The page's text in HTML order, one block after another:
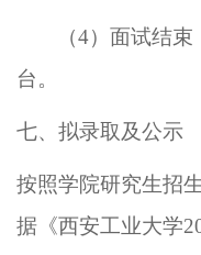
（4） 面试结束
台。
七、拟录取及公示
按照学院研究生招
据《西安工业大学